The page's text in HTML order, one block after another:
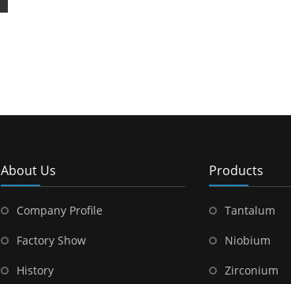
About Us
Company Profile
Factory Show
History
Products
Tantalum
Niobium
Zirconium